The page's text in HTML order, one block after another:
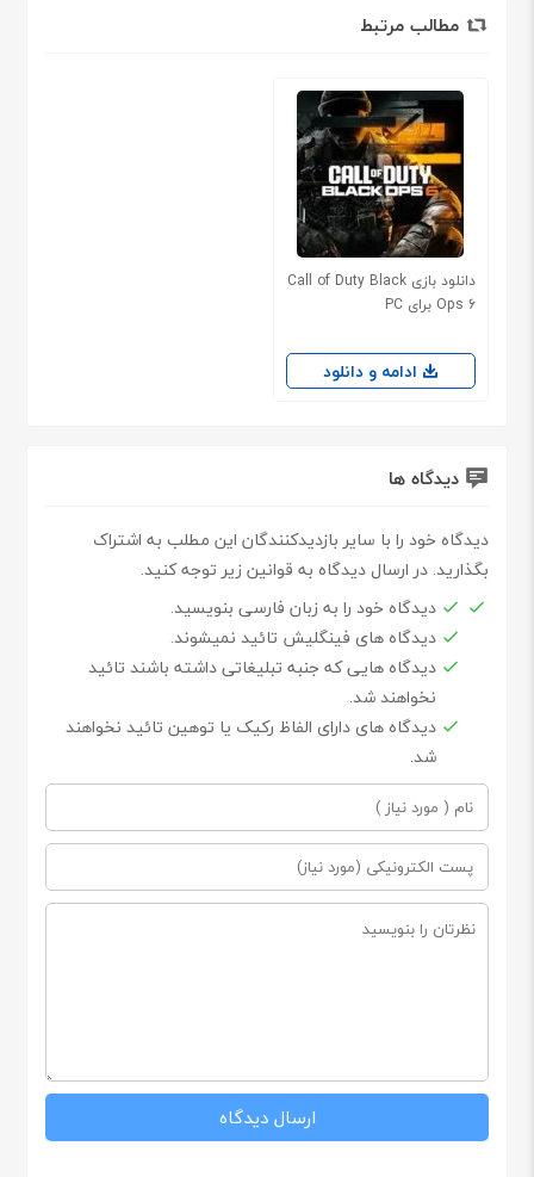
مطالب مرتبط
دانلود بازی Call of Duty Black
Ops 6 برای PC
ادامه و دانلود
دیدگاه ها
دیدگاه خود را با سایر بازدیدکنندگان این مطلب به اشتراک
بگذارید. در ارسال دیدگاه به قوانین زیر توجه کنید.
دیدگاه خود را به زبان فارسی بنویسید.
دیدگاه های فینگلیش تائید نمیشوند.
دیدگاه هایی که جنبه تبلیغاتی داشته باشند تائید
نخواهند شد.
دیدگاه های دارای الفاظ رکیک یا توهین تائید نخواهند
شد.